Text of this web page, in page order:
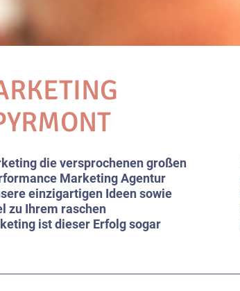
die versprochenen großen
Marketing Agentur
einzigartigen Ideen sowie
zu Ihrem raschen
ist dieser Erfolg sogar